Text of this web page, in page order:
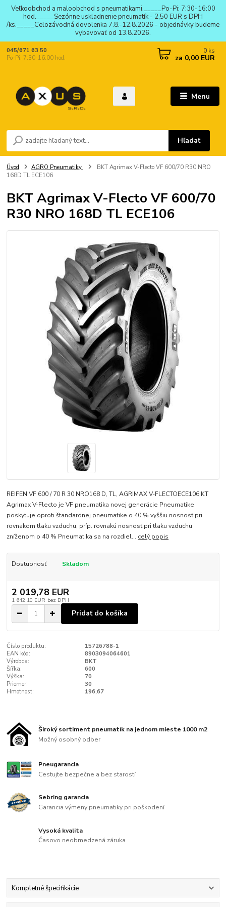
Veľkoobchod a maloobchod s pneumatikami._____Po-Pi: 7:30-16:00
hod._____Sezónne uskladnenie pneumatík - 2,50 EUR s DPH
/ks._____Celozávodná dovolenka 7.8.-12.8.2026 - objednávky budeme
vybavovať od 13.8.2026.
Menu
Hľadať
045/671 63 50
Po-Pi: 7:30-16:00 hod.
0 ks
za 0,00 EUR
Úvod AGRO Pneumatiky
BKT Agrimax V-Flecto VF 600/70 R30 NRO
168D TL ECE106
BKT Agrimax V-Flecto VF 600/70
R30 NRO 168D TL ECE106
REIFEN VF 600 / 70 R 30 NRO168 D, TL, AGRIMAX V-FLECTOECE106 KT
Agrimax V-Flecto je VF pneumatika novej generácie Pneumatike
poskytuje oproti štandardnej pneumatike o 40 % vyššiu nosnosť pri
rovnakom tlaku vzduchu, príp. rovnakú nosnosť pri tlaku vzduchu
zníženom o 40 % Pneumatika sa na rozdiel... celý popis
Dostupnosť Skladom
2 019,78 EUR
1 642,10 EUR bez DPH
Pridať do košíka
Číslo produktu:
15726788-1
EAN kód:
8903094064601
Výrobca:
BKT
Šířka:
600
Výška:
70
Priemer:
30
Hmotnost:
196,67
Široký sortiment pneumatík na jednom mieste 1000 m2
Možný osobný odber
Pneugarancia
Cestujte bezpečne a bez starostí
Sebring garancia
Garancia výmeny pneumatiky pri poškodení
Vysoká kvalita
Časovo neobmedzená záruka
Kompletné špecifikácie